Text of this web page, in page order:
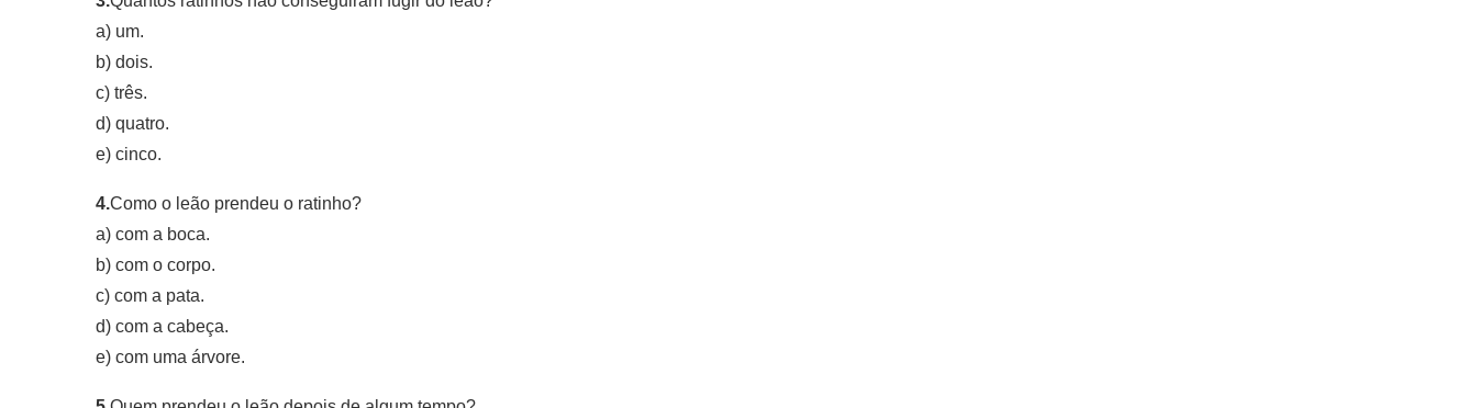
a) um.
b) dois.
c) três.
d) quatro.
e) cinco.
4.Como o leão prendeu o ratinho?
a) com a boca.
b) com o corpo.
c) com a pata.
d) com a cabeça.
e) com uma árvore.